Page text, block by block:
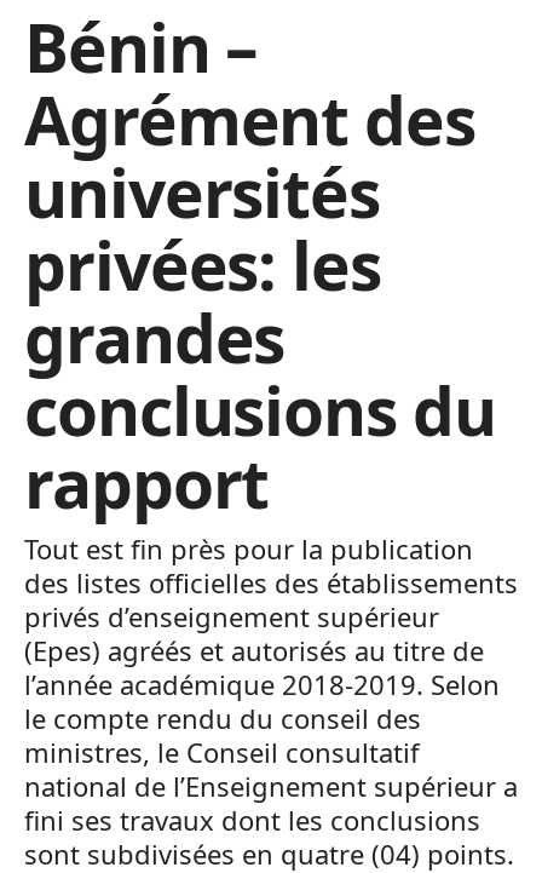
Bénin –
Agrément des
universités
privées: les
grandes
conclusions du
rapport
Tout est fin près pour la publication
des listes officielles des établissements
privés d’enseignement supérieur
(Epes) agréés et autorisés au titre de
l’année académique 2018-2019. Selon
le compte rendu du conseil des
ministres, le Conseil consultatif
national de l’Enseignement supérieur a
fini ses travaux dont les conclusions
sont subdivisées en quatre (04) points.